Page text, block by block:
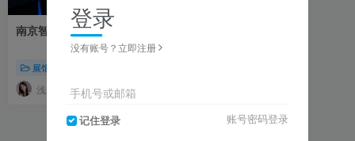
南京智能制造产业园展示中心
展馆展厅
浅若夏沫
登录
没有账号？立即注册
手机号或邮箱
记住登录 账号密码登录